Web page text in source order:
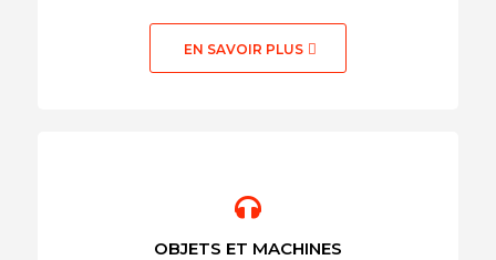
EN SAVOIR PLUS
OBJETS ET MACHINES